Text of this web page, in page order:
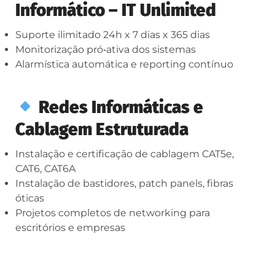
Informático – IT Unlimited
Suporte ilimitado 24h x 7 dias x 365 dias
Monitorização pró‑ativa dos sistemas
Alarmística automática e reporting contínuo
Redes Informáticas e
Cablagem Estruturada
Instalação e certificação de cablagem CAT5e,
CAT6, CAT6A
Instalação de bastidores, patch panels, fibras
óticas
Projetos completos de networking para
escritórios e empresas